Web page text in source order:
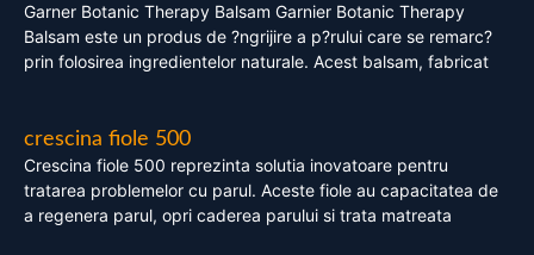
Garner Botanic Therapy Balsam Garnier Botanic Therapy
Balsam este un produs de ?ngrijire a p?rului care se remarc?
prin folosirea ingredientelor naturale. Acest balsam, fabricat
crescina fiole 500
Crescina fiole 500 reprezinta solutia inovatoare pentru
tratarea problemelor cu parul. Aceste fiole au capacitatea de
a regenera parul, opri caderea parului si trata matreata